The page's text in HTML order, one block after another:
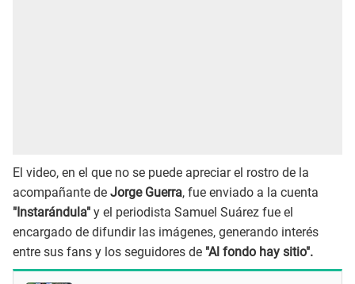
El video, en el que no se puede apreciar el rostro de la
acompañante de Jorge Guerra, fue enviado a la cuenta
"Instarándula" y el periodista Samuel Suárez fue el
encargado de difundir las imágenes, generando interés
entre sus fans y los seguidores de "Al fondo hay sitio".